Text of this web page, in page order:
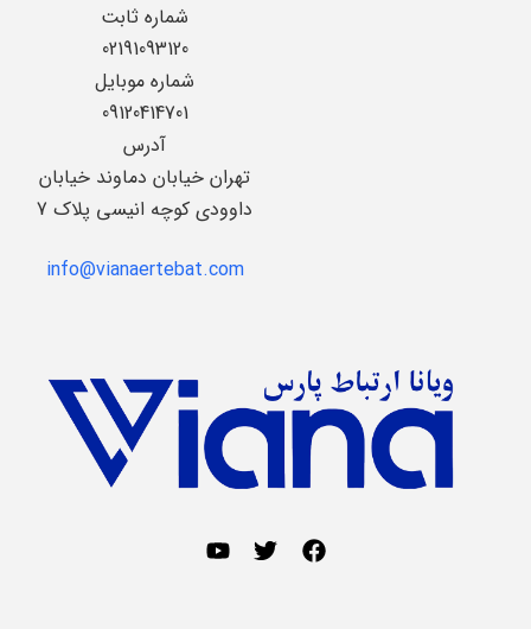
شماره ثابت
02191093120
شماره موبایل
09120414701
آدرس
تهران خیابان دماوند خیابان
داوودی کوچه انیسی پلاک 7
info@vianaertebat.com